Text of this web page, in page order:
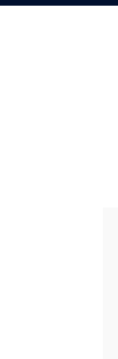
por: